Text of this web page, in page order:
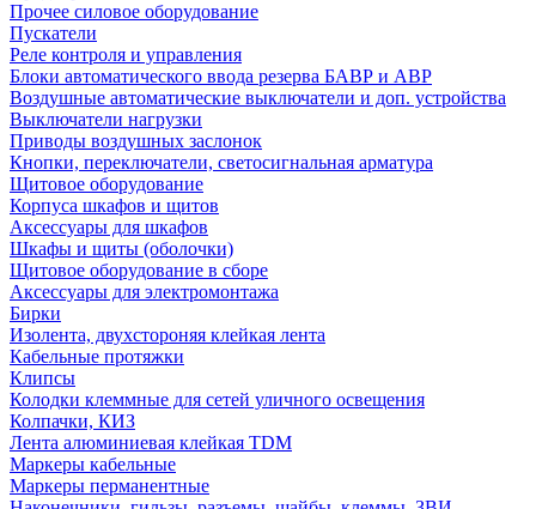
Прочее силовое оборудование
Пускатели
Реле контроля и управления
Блоки автоматического ввода резерва БАВР и АВР
Воздушные автоматические выключатели и доп. устройства
Выключатели нагрузки
Приводы воздушных заслонок
Кнопки, переключатели, светосигнальная арматура
Щитовое оборудование
Корпуса шкафов и щитов
Аксессуары для шкафов
Шкафы и щиты (оболочки)
Щитовое оборудование в сборе
Аксессуары для электромонтажа
Бирки
Изолента, двухстороняя клейкая лента
Кабельные протяжки
Клипсы
Колодки клеммные для сетей уличного освещения
Колпачки, КИЗ
Лента алюминиевая клейкая TDM
Маркеры кабельные
Маркеры перманентные